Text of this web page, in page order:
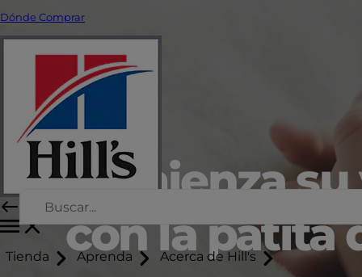
Dónde Comprar
Tienda Aprenda Acerca de Hill's
Comienza
con la patita